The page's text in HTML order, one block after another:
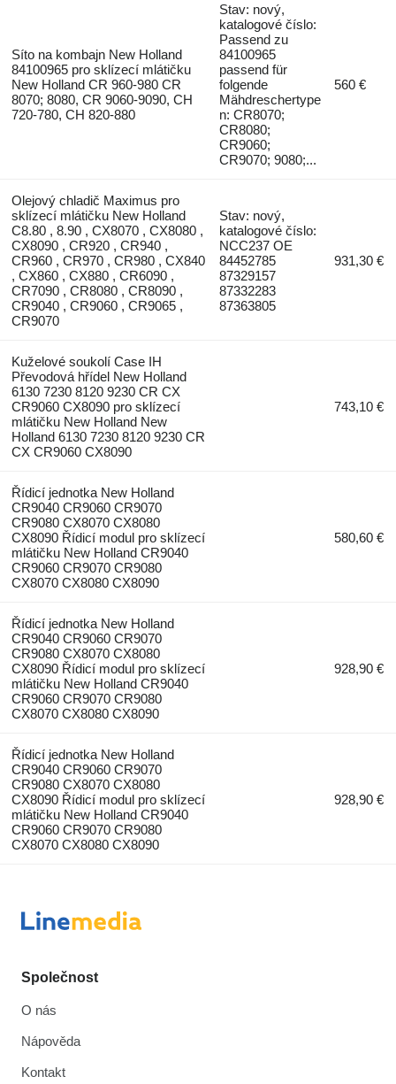
Síto na kombajn New Holland
84100965 pro sklízecí mlátičku
New Holland CR 960-980 CR
8070; 8080, CR 9060-9090, CH
720-780, CH 820-880
Stav: nový,
katalogové číslo:
Passend zu
84100965
passend für
folgende
Mähdreschertype
n: CR8070;
CR8080;
CR9060;
CR9070; 9080;...
560 €
Olejový chladič Maximus pro
sklízecí mlátičku New Holland
C8.80 , 8.90 , CX8070 , CX8080 ,
CX8090 , CR920 , CR940 ,
CR960 , CR970 , CR980 , CX840
, CX860 , CX880 , CR6090 ,
CR7090 , CR8080 , CR8090 ,
CR9040 , CR9060 , CR9065 ,
CR9070
Stav: nový,
katalogové číslo:
NCC237 OE
84452785
87329157
87332283
87363805
931,30 €
Kuželové soukolí Case IH
Převodová hřídel New Holland
6130 7230 8120 9230 CR CX
CR9060 CX8090 pro sklízecí
mlátičku New Holland New
Holland 6130 7230 8120 9230 CR
CX CR9060 CX8090
743,10 €
Řídicí jednotka New Holland
CR9040 CR9060 CR9070
CR9080 CX8070 CX8080
CX8090 Řídicí modul pro sklízecí
mlátičku New Holland CR9040
CR9060 CR9070 CR9080
CX8070 CX8080 CX8090
580,60 €
Řídicí jednotka New Holland
CR9040 CR9060 CR9070
CR9080 CX8070 CX8080
CX8090 Řídicí modul pro sklízecí
mlátičku New Holland CR9040
CR9060 CR9070 CR9080
CX8070 CX8080 CX8090
928,90 €
Řídicí jednotka New Holland
CR9040 CR9060 CR9070
CR9080 CX8070 CX8080
CX8090 Řídicí modul pro sklízecí
mlátičku New Holland CR9040
CR9060 CR9070 CR9080
CX8070 CX8080 CX8090
928,90 €
Společnost
O nás
Nápověda
Kontakt